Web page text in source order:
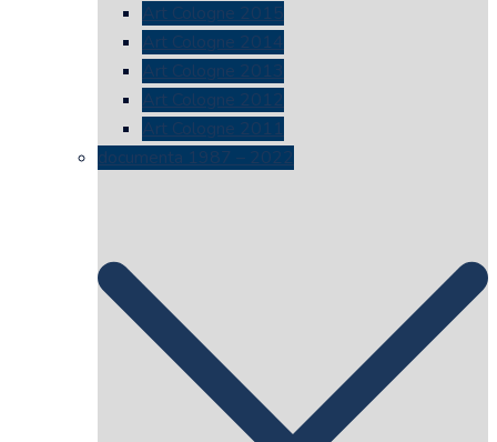
Art Cologne 2015
Art Cologne 2014
Art Cologne 2013
Art Cologne 2012
Art Cologne 2011
documenta 1987 – 2022